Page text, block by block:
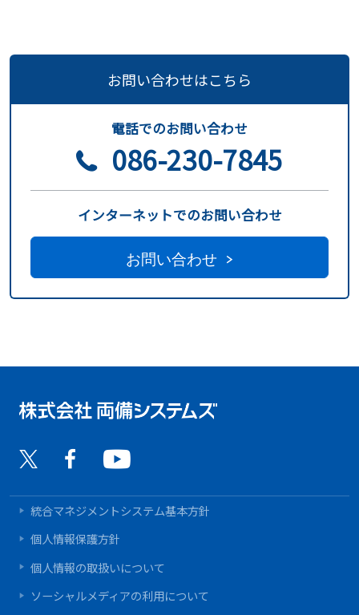
お問い合わせはこちら
電話でのお問い合わせ
086-230-7845
インターネットでのお問い合わせ
お問い合わせ
統合マネジメントシステム基本方針
個人情報保護方針
個人情報の取扱いについて
ソーシャルメディアの利用について